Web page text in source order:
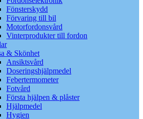
Fönsterskydd
Förvaring till bil
Motorfordonsvård
Vinterprodukter till fordon
& Skönhet
Ansiktsvård
Doseringshjälpmedel
Febertermometer
Fotvård
Första hjälpen & plåster
Hjälpmedel
Hygien